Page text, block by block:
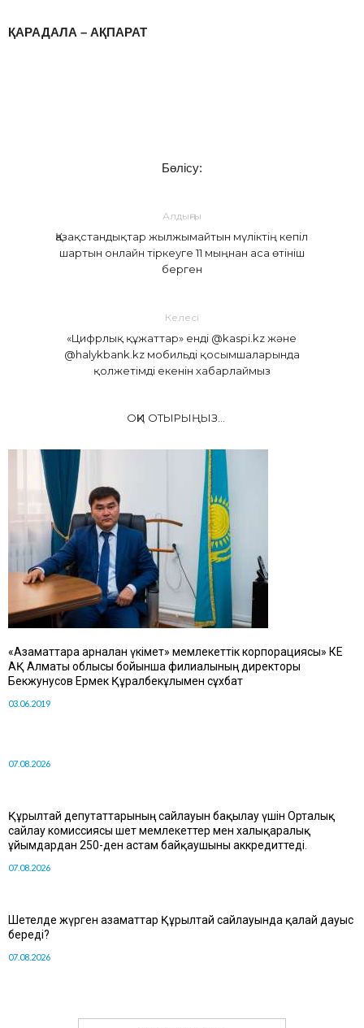
ҚАРАДАЛА – АҚПАРАТ
Бөлісу:
Алдыңғы
Қазақстандықтар жылжымайтын мүліктің кепіл
шартын онлайн тіркеуге 11 мыңнан аса өтініш
берген
Келесі
«Цифрлық құжаттар» енді @kaspi.kz және
@halykbank.kz мобильді қосымшаларында
қолжетімді екенін хабарлаймыз
ОҚИ ОТЫРЫҢЫЗ...
«Азаматтарға арналған үкімет» мемлекеттік корпорациясы» КЕ
АҚ Алматы облысы бойынша филиалының директоры
Бекжунусов Ермек Құралбекұлымен сұхбат
03.06.2019
07.08.2026
Құрылтай депутаттарының сайлауын бақылау үшін Орталық
сайлау комиссиясы шет мемлекеттер мен халықаралық
ұйымдардан 250-ден астам байқаушыны аккредиттеді.
07.08.2026
Шетелде жүрген азаматтар Құрылтай сайлауында қалай дауыс
береді?
07.08.2026